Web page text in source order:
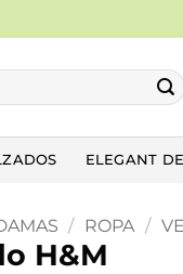
ELEGANT
/ ROPA /
H&M